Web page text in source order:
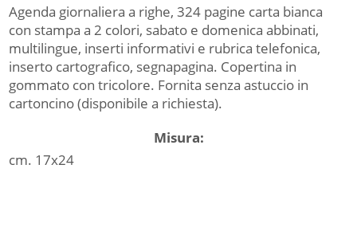
Agenda giornaliera a righe, 324 pagine carta bianca
con stampa a 2 colori, sabato e domenica abbinati,
multilingue, inserti informativi e rubrica telefonica,
inserto cartografico, segnapagina. Copertina in
gommato con tricolore. Fornita senza astuccio in
cartoncino (disponibile a richiesta).
Misura:
cm. 17x24